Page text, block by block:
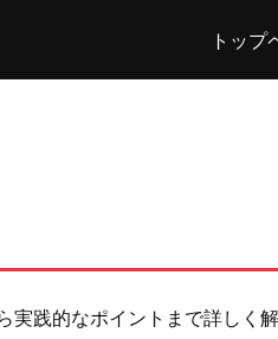
トップ
実践的なポイントまで詳しく